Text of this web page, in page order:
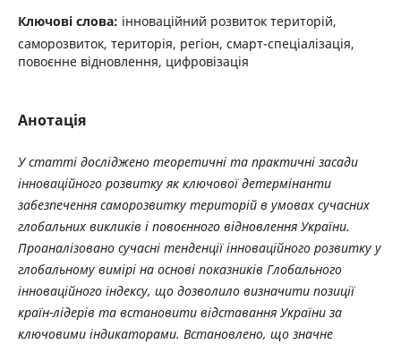
Ключові слова: інноваційний розвиток територій,
саморозвиток, територія, регіон, смарт-спеціалізація,
повоєнне відновлення, цифровізація
Анотація
У статті досліджено теоретичні та практичні засади
інноваційного розвитку як ключової детермінанти
забезпечення саморозвитку територій в умовах сучасних
глобальних викликів і повоєнного відновлення України.
Проаналізовано сучасні тенденції інноваційного розвитку у
глобальному вимірі на основі показників Глобального
інноваційного індексу, що дозволило визначити позиції
країн-лідерів та встановити відставання України за
ключовими індикаторами. Встановлено, що значне